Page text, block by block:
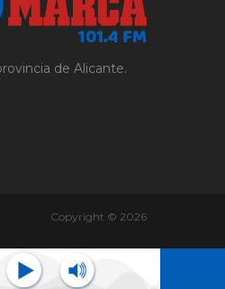
de Alicante.
Copyright © 2026